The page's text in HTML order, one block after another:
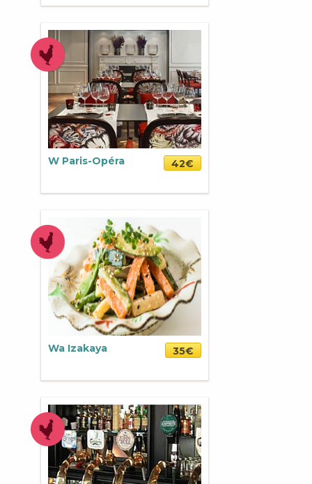
W Paris-Opéra 42€
Wa Izakaya 35€